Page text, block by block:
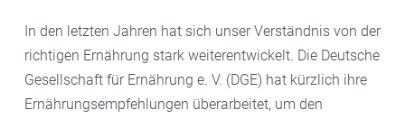
In den letzten Jahren hat sich unser Verständnis von der
richtigen Ernährung stark weiterentwickelt. Die Deutsche
Gesellschaft für Ernährung e. V. (DGE) hat kürzlich ihre
Ernährungsempfehlungen überarbeitet, um den